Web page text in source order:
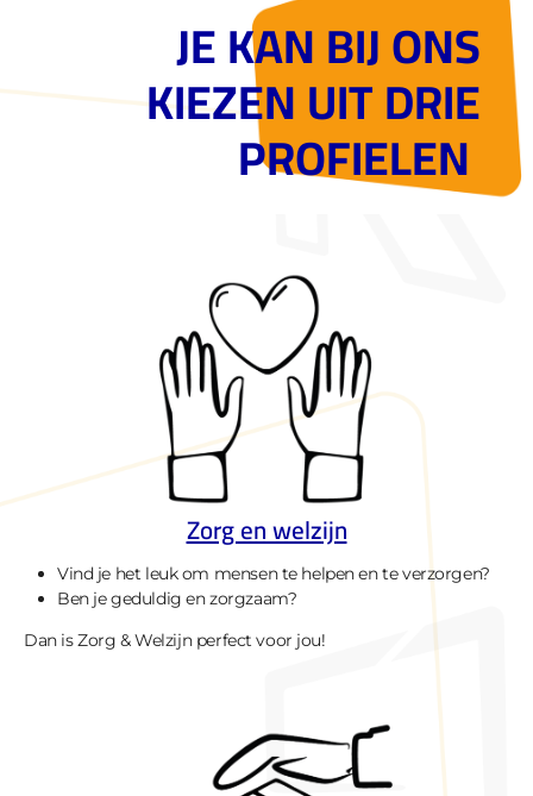
JE KAN BIJ ONS
KIEZEN UIT DRIE
PROFIELEN
Zorg en welzijn
Vind je het leuk om mensen te helpen en te verzorgen?
Ben je geduldig en zorgzaam?
Dan is Zorg & Welzijn perfect voor jou!